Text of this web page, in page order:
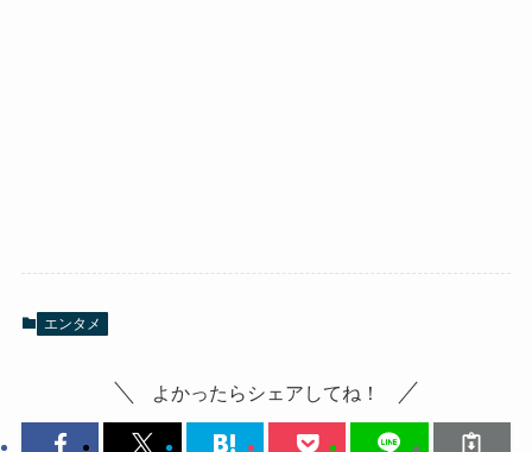
エンタメ
よかったらシェアしてね！